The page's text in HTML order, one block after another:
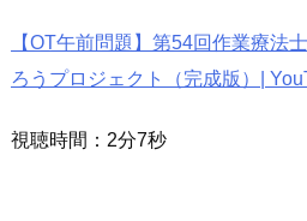
【OT午前問題】第54回作業療法
ろうプロジェクト（完成版）|
視聴時間：2分7秒